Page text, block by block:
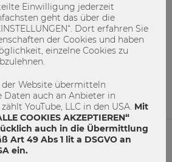
Dir für das neue Jahr?
neujahrswünsche
winterferien
Einwilligung jederzeit
geht das über die
Dort erfahren Sie
der Cookies und haben
einzelne Cookies zu
der Website übermitteln
Daten auch an Anbieter in
YouTube, LLC in den USA. Mit
COOKIES AKZEPTIEREN“
auch in die Übermittlung
Art 49 Abs 1 lit a DSGVO an
ein.